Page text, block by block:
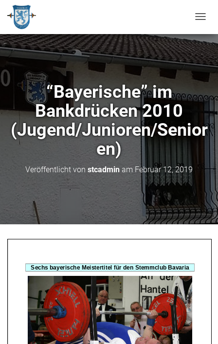
A
V
I
G
T
O
M
S
“Bayerische” im
Bankdrücken 2010
(Jugend/Junioren/Senior
en)
Veröffentlicht von stcadmin am Februar 12, 2019